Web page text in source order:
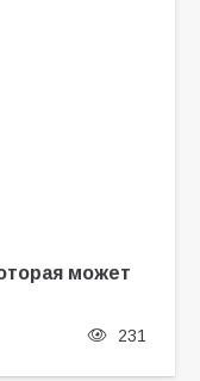
может
231